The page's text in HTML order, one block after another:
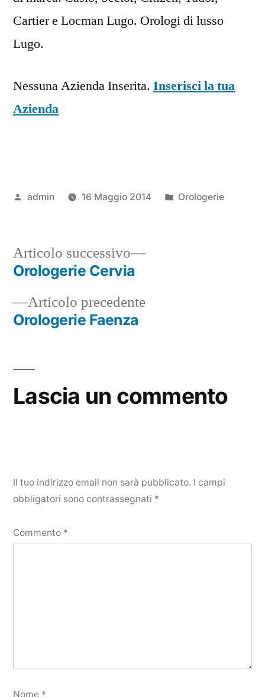
Cartier e Locman Lugo. Orologi di lusso
Lugo.
Nessuna Azienda Inserita. Inserisci la tua
Azienda
Pubblicato
admin 16 Maggio 2014
Pubblicato
Orologerie
Navigazione
articoli
Articolo precedenteArticolo
Orologerie Faenza
Articolo successivo
Articolo
Orologerie Cervia
Lascia un commento
Il tuo indirizzo email non sarà pubblicato. I campi
obbligatori sono contrassegnati *
Commento *
Nome *